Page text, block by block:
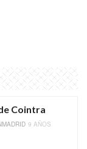
Cointra
9 AÑOS